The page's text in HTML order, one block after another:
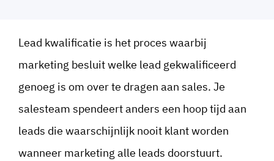
Lead kwalificatie is het proces waarbij
marketing besluit welke lead gekwalificeerd
genoeg is om over te dragen aan sales. Je
salesteam spendeert anders een hoop tijd aan
leads die waarschijnlijk nooit klant worden
wanneer marketing alle leads doorstuurt.